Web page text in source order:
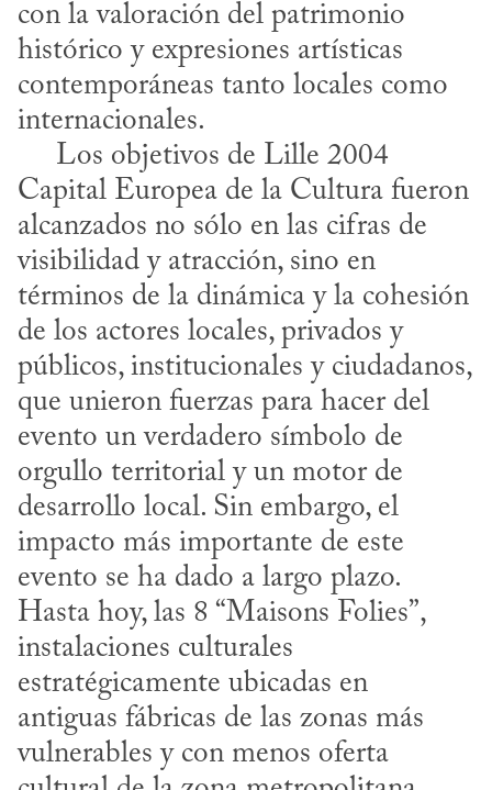
con la valoración del patrimonio
histórico y expresiones artísticas
contemporáneas tanto locales como
internacionales.
Capital Europea de la Cultura fueron
alcanzados no sólo en las cifras de
visibilidad y atracción, sino en
términos de la dinámica y la cohesión
de los actores locales, privados y
públicos, institucionales y ciudadanos,
que unieron fuerzas para hacer del
evento un verdadero símbolo de
orgullo territorial y un motor de
desarrollo local. Sin embargo, el
impacto más importante de este
evento se ha dado a largo plazo.
Hasta hoy, las 8 “Maisons Folies”,
instalaciones culturales
estratégicamente ubicadas en
antiguas fábricas de las zonas más
vulnerables y con menos oferta